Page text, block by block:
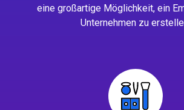
eine großartige Möglichkeit, ein
Unternehmen zu